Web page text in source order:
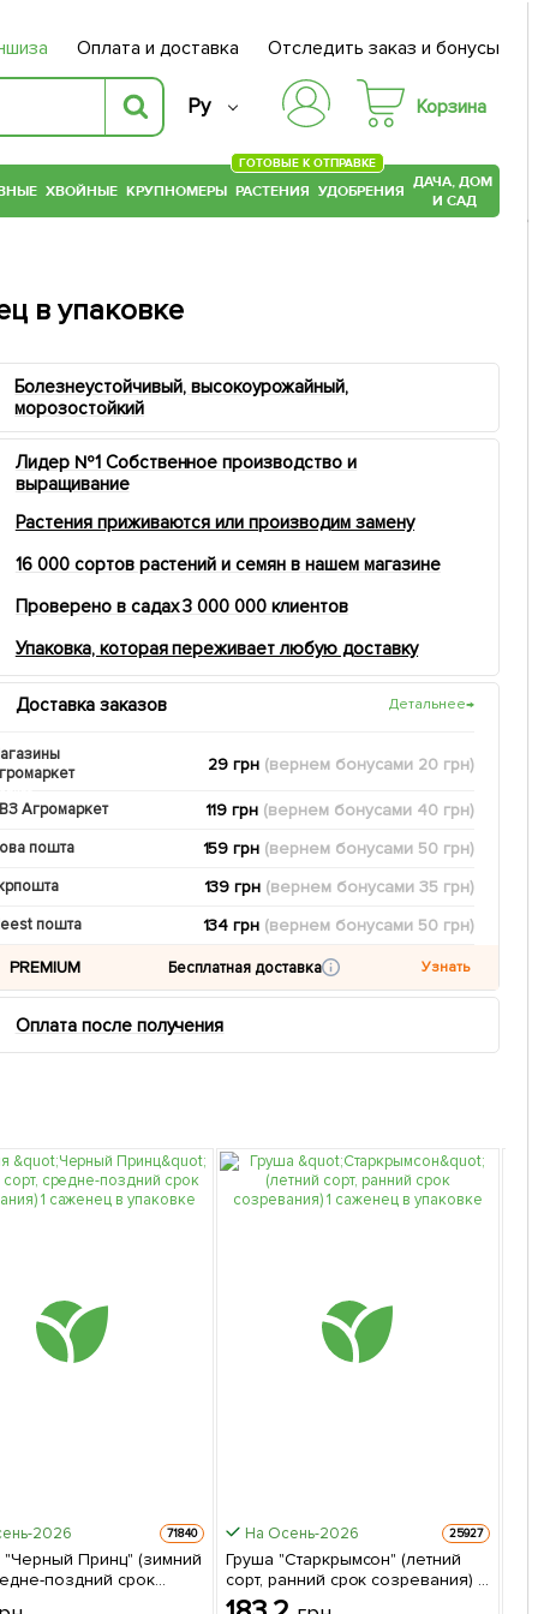
Оплата и доставка Отследить заказ и бонусы
Ру Корзина
ХВОЙНЫЕ КРУПНОМЕРЫ РАСТЕНИЯ
ГОТОВЫЕ К ОТПРАВКЕ
УДОБРЕНИЯ ДАЧА, ДОМ
И САД
в упаковке
Болезнеустойчивый, высокоурожайный,
морозостойкий
Лидер №1 Собственное производство и
выращивание
Растения приживаются или производим замену
16 000 сортов растений и семян в нашем магазине
Проверено в садах 3 000 000 клиентов
Упаковка, которая переживает любую доставку
Доставка заказов Детальнее→
29 грн (вернем бонусами 20 грн)
Агромаркет 119 грн (вернем бонусами 40 грн)
пошта 159 грн (вернем бонусами 50 грн)
139 грн (вернем бонусами35 грн)
пошта 134 грн (вернем бонусами 50 грн)
PREMIUM Бесплатная доставка Узнать
Оплата после получения
2026 71840
Принц" (зимний
поздний срок
1 саженец в
На Осень-2026 25927
Груша "Старкрымсон" (летний
сорт, ранний срок созревания) 1
саженец в упаковке